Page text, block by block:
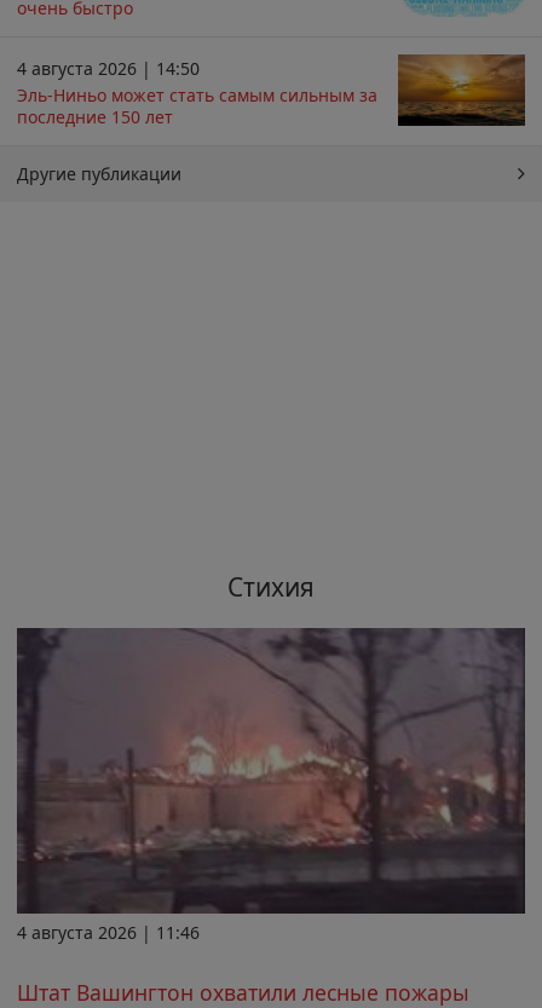
очень быстро
4 августа 2026 | 14:50
Эль-Ниньо может стать самым сильным за
последние 150 лет
Другие публикации
Стихия
4 августа 2026 | 11:46
Штат Вашингтон охватили лесные пожары